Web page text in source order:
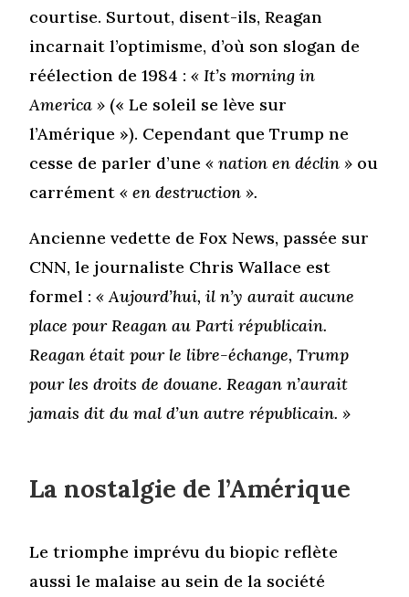
courtise. Surtout, disent-ils, Reagan
incarnait l’optimisme, d’où son slogan de
réélection de 1984 :« It’s morning in
America » (« Le soleil se lève sur
l’Amérique »). Cependant que Trump ne
cesse de parler d’une« nation en déclin » ou
carrément« en destruction ».
Ancienne vedette de Fox News, passée sur
CNN, le journaliste Chris Wallace est
formel :« Aujourd’hui, il n’y aurait aucune
place pour Reagan au Parti républicain.
Reagan était pour le libre-échange, Trump
pour les droits de douane. Reagan n’aurait
jamais dit du mal d’un autre républicain. »
La nostalgie de l’Amérique
Le triomphe imprévu du biopic reflète
aussi le malaise au sein de la société